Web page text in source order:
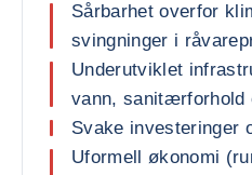
Sårbarhet overfor
svingninger i
Underutviklet
vann, sanitærforhold
Svake investeringer
Uformell økonomi